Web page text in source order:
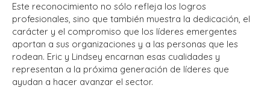
Este reconocimiento no sólo refleja los logros
profesionales, sino que también muestra la dedicación, el
carácter y el compromiso que los líderes emergentes
aportan a sus organizaciones y a las personas que les
rodean. Eric y Lindsey encarnan esas cualidades y
representan a la próxima generación de líderes que
ayudan a hacer avanzar el sector.